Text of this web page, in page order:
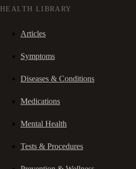
HEALTH LIBRARY
Articles
Symptoms
Diseases & Conditions
Medications
Mental Health
Tests & Procedures